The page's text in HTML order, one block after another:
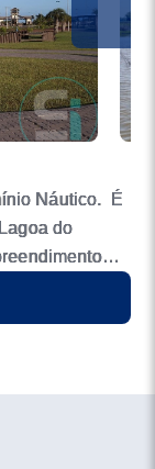
Náutico. É
do
Completa
bem-estar,
com
com deck -